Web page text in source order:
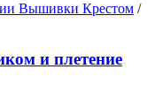
Вышивки Крестом /
и плетение